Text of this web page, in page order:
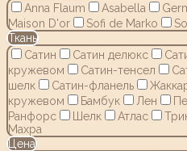
Anna Flaum
Asabella
Maison D'or
Sofi de Marko
Ткань
Сатин
Сатин делюкс
кружевом
Сатин-тенсел
шелк
Сатин-фланель
кружевом
Бамбук Лен
Ранфорс
Шелк Атлас
Махра
Цена